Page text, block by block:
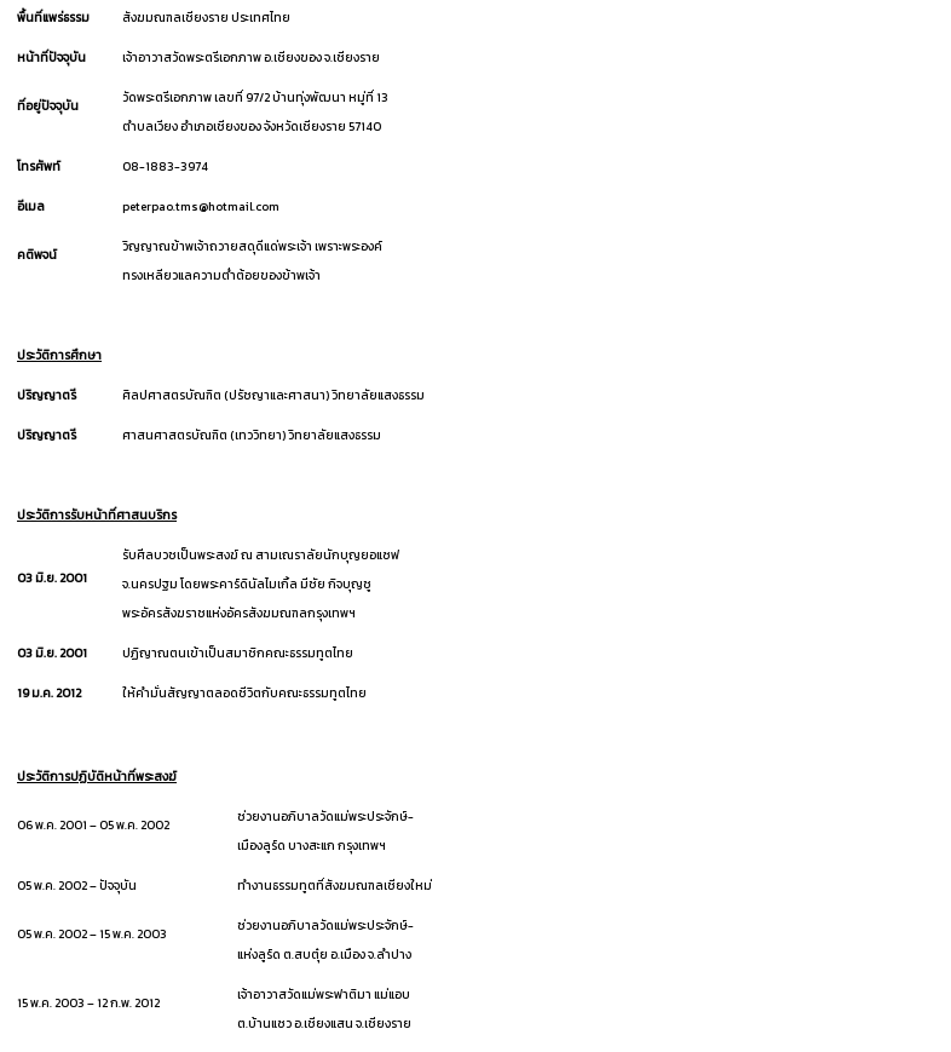
พื้นที่แพร่ธรรม สังฆมณฑลเชียงราย ประเทศไทย
หน้าที่ปัจจุบัน เจ้าอาวาสวัดพระตรีเอกภาพ อ.เชียงของ จ.เชียงราย
ที่อยู่ปัจจุบัน
วัดพระตรีเอกภาพ เลขที่ 97/2 บ้านทุ่งพัฒนา หมู่ที่ 13
ตำบลเวียง อำเภอเชียงของ จังหวัดเชียงราย 57140
โทรศัพท์ 08-1883-3974
อีเมล peterpao.tms@hotmail.com
คติพจน์
วิญญาณข้าพเจ้าถวายสดุดีแด่พระเจ้า เพราะพระองค์
ทรงเหลียวแลความต่ำต้อยของข้าพเจ้า
ประวัติการศึกษา
ปริญญาตรี ศิลปศาสตรบัณฑิต (ปรัชญาและศาสนา) วิทยาลัยแสงธรรม
ปริญญาตรี ศาสนศาสตรบัณฑิต (เทววิทยา) วิทยาลัยแสงธรรม
ประวัติการรับหน้าที่ศาสนบริกร
03 มิ.ย. 2001
รับศีลบวชเป็นพระสงฆ์ ณ สามเณราลัยนักบุญยอแซฟ
จ.นครปฐม โดยพระคาร์ดินัลไมเกิ้ล มีชัย กิจบุญชู
พระอัครสังฆราชแห่งอัครสังฆมณฑลกรุงเทพฯ
03 มิ.ย. 2001 ปฏิญาณตนเข้าเป็นสมาชิกคณะธรรมทูตไทย
19 ม.ค. 2012 ให้คำมั่นสัญญาตลอดชีวิตกับคณะธรรมทูตไทย
ประวัติการปฏิบัติหน้าที่พระสงฆ์
06 พ.ค. 2001 – 05 พ.ค. 2002
ช่วยงานอภิบาลวัดแม่พระประจักษ์-
เมืองลูร์ด บางสะแก กรุงเทพฯ
05 พ.ค. 2002 – ปัจจุบัน ทำงานธรรมทูตที่สังฆมณฑลเชียงใหม่
05 พ.ค. 2002 – 15 พ.ค. 2003
ช่วยงานอภิบาลวัดแม่พระประจักษ์-
แห่งลูร์ด ต.สบตุ๋ย อ.เมือง จ.ลำปาง
15 พ.ค. 2003 – 12 ก.พ. 2012
เจ้าอาวาสวัดแม่พระฟาติมา แม่แอบ
ต.บ้านแซว อ.เชียงแสน จ.เชียงราย